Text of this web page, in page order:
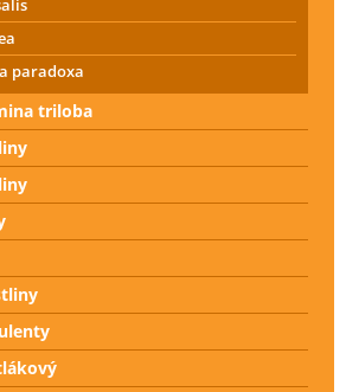
paradoxa
triloba